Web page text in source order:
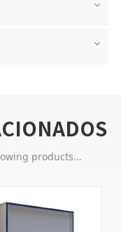
products...